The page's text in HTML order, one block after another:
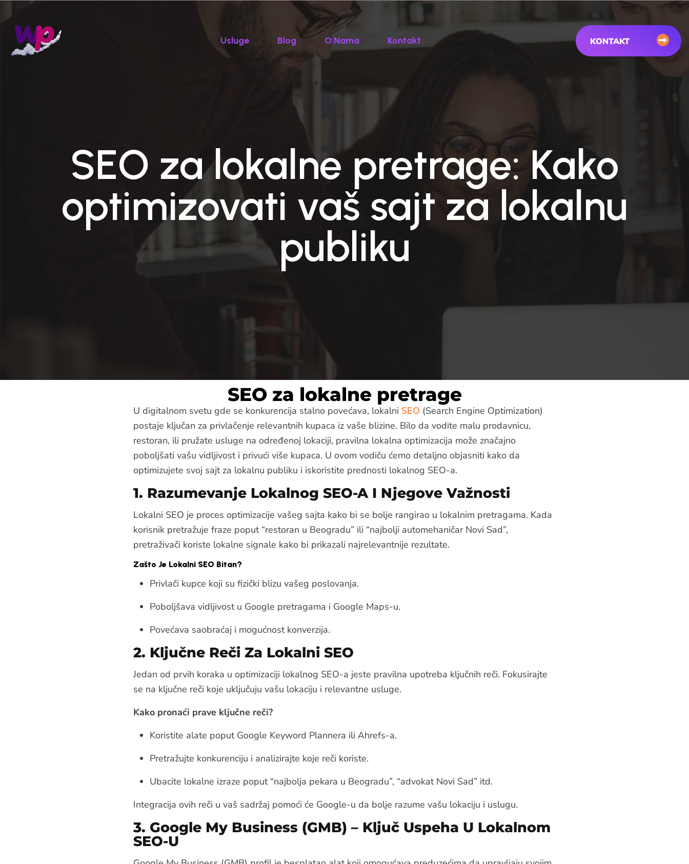
Usluge Blog O Nama Kontakt KONTAKT
SEO za lokalne pretrage: Kako
optimizovati vaš sajt za lokalnu
publiku
SEO za lokalne pretrage
U digitalnom svetu gde se konkurencija stalno povećava, lokalni SEO (Search Engine Optimization)
postaje ključan za privlačenje relevantnih kupaca iz vaše blizine. Bilo da vodite malu prodavnicu,
restoran, ili pružate usluge na određenoj lokaciji, pravilna lokalna optimizacija može značajno
poboljšati vašu vidljivost i privući više kupaca. U ovom vodiču ćemo detaljno objasniti kako da
optimizujete svoj sajt za lokalnu publiku i iskoristite prednosti lokalnog SEO-a.
1. Razumevanje Lokalnog SEO-A I Njegove Važnosti
Lokalni SEO je proces optimizacije vašeg sajta kako bi se bolje rangirao u lokalnim pretragama. Kada
korisnik pretražuje fraze poput “restoran u Beogradu” ili “najbolji automehaničar Novi Sad”,
pretraživači koriste lokalne signale kako bi prikazali najrelevantnije rezultate.
Zašto Je Lokalni SEO Bitan?
Privlači kupce koji su fizički blizu vašeg poslovanja.
Poboljšava vidljivost u Google pretragama i Google Maps-u.
Povećava saobraćaj i mogućnost konverzija.
2. Ključne Reči Za Lokalni SEO
Jedan od prvih koraka u optimizaciji lokalnog SEO-a jeste pravilna upotreba ključnih reči. Fokusirajte
se na ključne reči koje uključuju vašu lokaciju i relevantne usluge.
Kako pronaći prave ključne reči?
Koristite alate poput Google Keyword Plannera ili Ahrefs-a.
Pretražujte konkurenciju i analizirajte koje reči koriste.
Ubacite lokalne izraze poput “najbolja pekara u Beogradu”, “advokat Novi Sad” itd.
Integracija ovih reči u vaš sadržaj pomoći će Google-u da bolje razume vašu lokaciju i uslugu.
3. Google My Business (GMB) – Ključ Uspeha U Lokalnom
SEO-U